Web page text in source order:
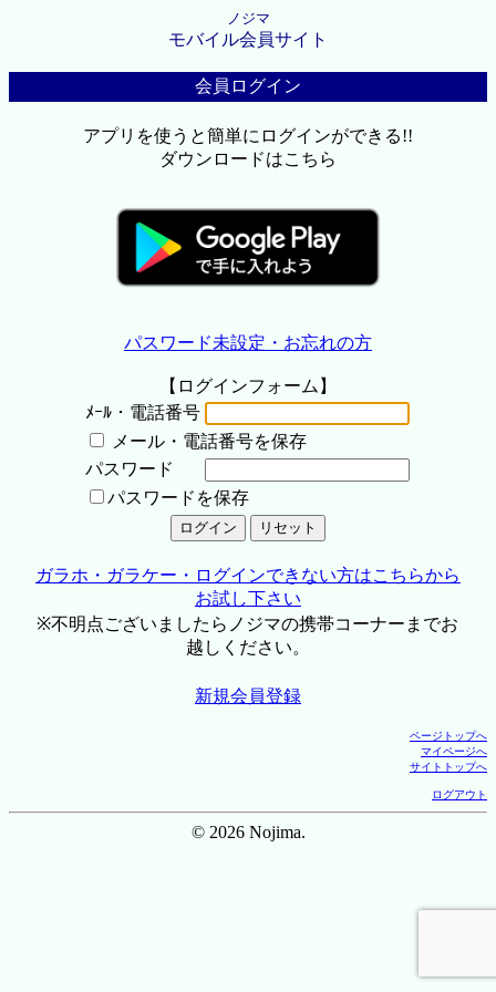
ノジマ
モバイル会員サイト
会員ログイン
アプリを使うと簡単にログインができる!!
ダウンロードはこちら
パスワード未設定・お忘れの方
【ログインフォーム】
ﾒｰﾙ・電話番号
メール・電話番号を保存
パスワード
パスワードを保存
ガラホ・ガラケー・ログインできない方はこちらから
お試し下さい
※不明点ございましたらノジマの携帯コーナーまでお
越しください。
新規会員登録
ページトップへ
マイページへ
サイトトップへ
ログアウト
© 2026 Nojima.